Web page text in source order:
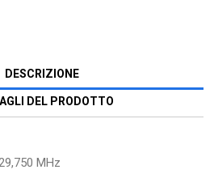
DESCRIZIONE
DEL PRODOTTO
MHz